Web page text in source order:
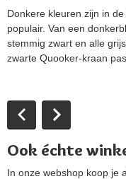
Donkere kleuren zijn in
populair. Van een
stemmig zwart en alle
zwarte Quooker-kraan
Ook échte
In onze webshop koop je